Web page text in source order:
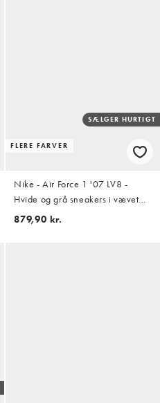
FLERE FARVER
SÆLGER HURTIGT
Nike - Air Force 1 '07 LV8 -
Hvide og grå sneakers i vævet
materiale
879,90 kr.